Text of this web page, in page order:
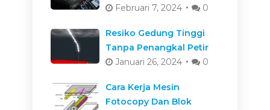
Februari 7, 2024
0
Resiko Gedung Tinggi
Tanpa Penangkal Petir
Januari 26, 2024
0
Cara Kerja Mesin
Fotocopy Dan Blok